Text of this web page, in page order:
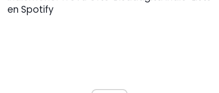
en Spotify